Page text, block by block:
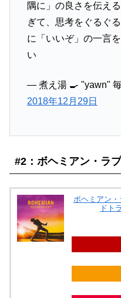
隅に」の良さを伝え
ぎて、思考をぐるぐ
に「いいぞ」の一言
い
— 煮え湯 🍳 "yawn"
2018年12月29日
#2：ボヘミアン・ラ
ボヘミアン
ドト